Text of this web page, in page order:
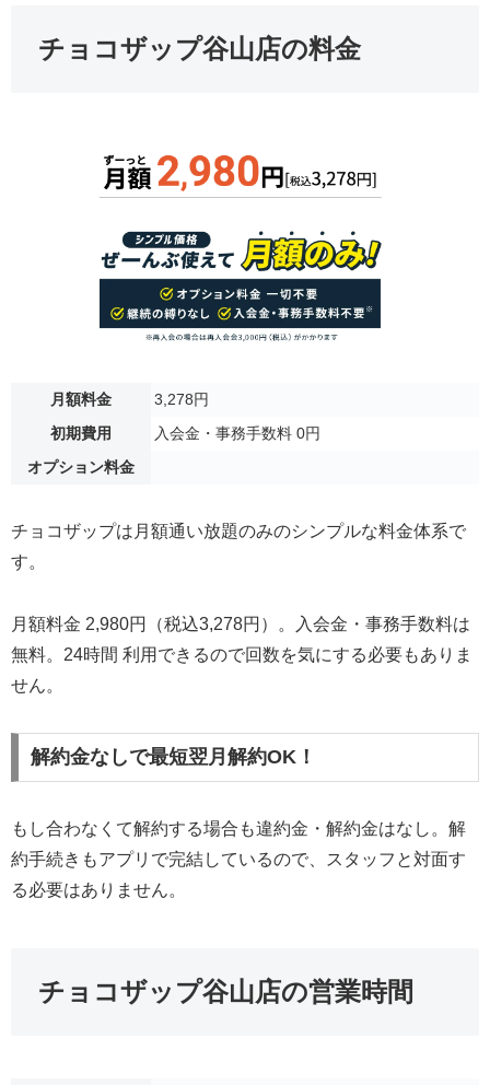
チョコザップ谷山店の料金
月額料金
3,278円
初期費用
入会金・事務手数料 0円
オプション料金
チョコザップは月額通い放題のみのシンプルな料金体系で
す。
月額料金 2,980円（税込3,278円）。入会金・事務手数料は
無料。24時間 利用できるので回数を気にする必要もありま
せん。
解約金なしで最短翌月解約OK！
もし合わなくて解約する場合も違約金・解約金はなし。解
約手続きもアプリで完結しているので、スタッフと対面す
る必要はありません。
チョコザップ谷山店の営業時間